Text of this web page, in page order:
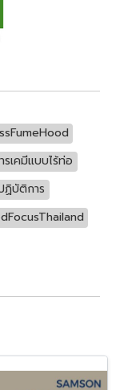
รเคมีแบบไร้ท่อ
ฏิบัติการ